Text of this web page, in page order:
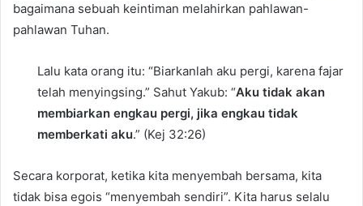
bagaimana sebuah keintiman melahirkan pahlawan-
pahlawan Tuhan.
Lalu kata orang itu: “Biarkanlah aku pergi, karena fajar
telah menyingsing.” Sahut Yakub: “Aku tidak akan
membiarkan engkau pergi, jika engkau tidak
memberkati aku.” (Kej 32:26)
Secara korporat, ketika kita menyembah bersama, kita
tidak bisa egois “menyembah sendiri”. Kita harus selalu